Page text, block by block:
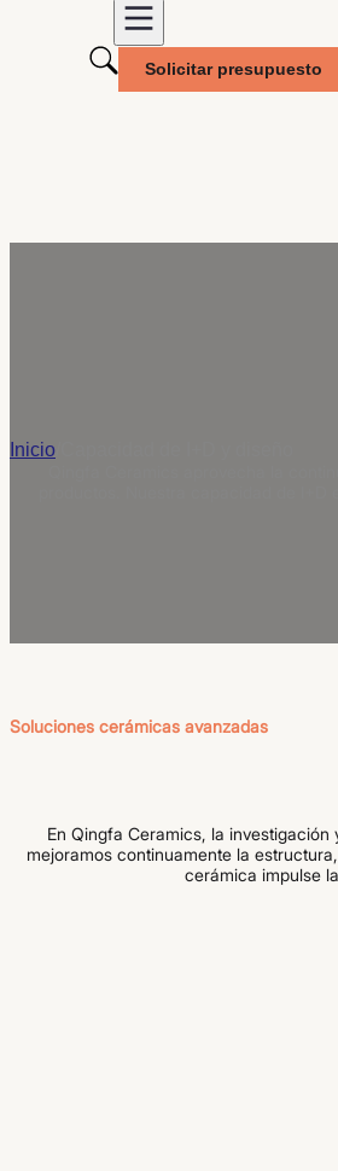
Solicitar presupuesto
Inicio
Soluciones cerámicas avanzadas
En Qingfa Ceramics, la
mejoramos continuamente la
cerámica impulse